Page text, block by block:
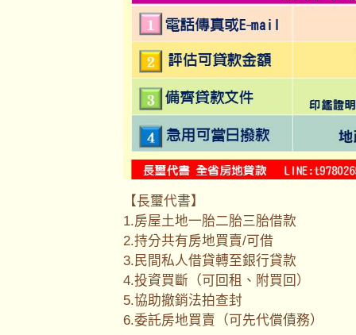
【長璽代書】
1.房屋土地一胎二胎三胎借款
2.持分共有房地買賣/可借
3.民間私人借貸轉至銀行貸款
4.投資買斷（可回租、附買回）
5.協助撤銷法拍查封
6.委託房地買賣（可先代償債務）